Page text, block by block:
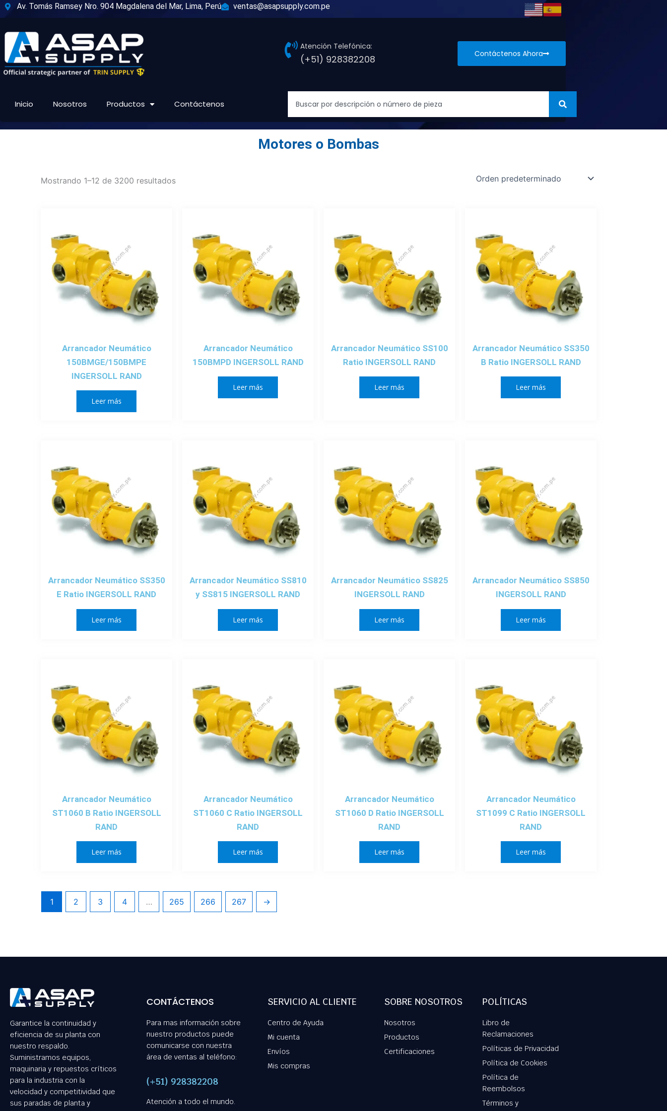
al
contenido
Av. Tomás Ramsey Nro. 904 Magdalena del Mar, Lima, Perú ventas@asapsupply.com.pe
Atención Telefónica:
(+51) 928382208 Contáctenos Ahora
Inicio Nosotros Productos Contáctenos
Motores o Bombas
Mostrando 1–12 de 3200 resultados
Arrancador Neumático
150BMGE/150BMPE
INGERSOLL RAND
Leer más
Arrancador Neumático
150BMPD INGERSOLL RAND
Leer más
Arrancador Neumático SS100
Ratio INGERSOLL RAND
Leer más
Arrancador Neumático SS350
B Ratio INGERSOLL RAND
Leer más
Arrancador Neumático SS350
E Ratio INGERSOLL RAND
Leer más
Arrancador Neumático SS810
y SS815 INGERSOLL RAND
Leer más
Arrancador Neumático SS825
INGERSOLL RAND
Leer más
Arrancador Neumático SS850
INGERSOLL RAND
Leer más
Arrancador Neumático
ST1060 B Ratio INGERSOLL
RAND
Leer más
Arrancador Neumático
ST1060 C Ratio INGERSOLL
RAND
Leer más
Arrancador Neumático
ST1060 D Ratio INGERSOLL
RAND
Leer más
Arrancador Neumático
ST1099 C Ratio INGERSOLL
RAND
Leer más
1 2 3 4 … 265 266 267 →
Garantice la continuidad y
eficiencia de su planta con
nuestro respaldo.
Suministramos equipos,
maquinaria y repuestos críticos
para la industria con la
velocidad y competitividad que
sus paradas de planta y
CONTÁCTENOS
Para mas información sobre
nuestro productos puede
comunicarse con nuestra
área de ventas al teléfono:
(+51) 928382208
Atención a todo el mundo.
SERVICIO AL CLIENTE
Centro de Ayuda
Mi cuenta
Envíos
Mis compras
SOBRE NOSOTROS
Nosotros
Productos
Certificaciones
POLÍTICAS
Libro de
Reclamaciones
Políticas de Privacidad
Política de Cookies
Política de
Reembolsos
Términos y